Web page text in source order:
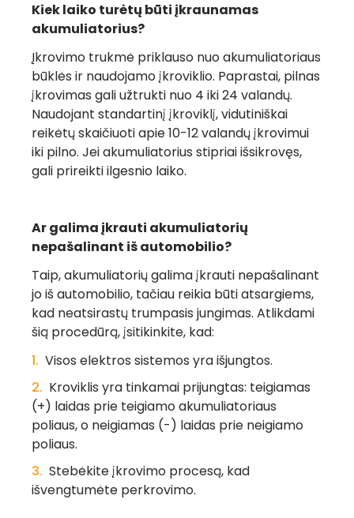
Kiek laiko turėtų būti įkraunamas
akumuliatorius?
Įkrovimo trukmė priklauso nuo akumuliatoriaus
būklės ir naudojamo įkroviklio. Paprastai, pilnas
įkrovimas gali užtrukti nuo 4 iki 24 valandų.
Naudojant standartinį įkroviklį, vidutiniškai
reikėtų skaičiuoti apie 10-12 valandų įkrovimui
iki pilno. Jei akumuliatorius stipriai išsikrovęs,
gali prireikti ilgesnio laiko.
Ar galima įkrauti akumuliatorių
nepašalinant iš automobilio?
Taip, akumuliatorių galima įkrauti nepašalinant
jo iš automobilio, tačiau reikia būti atsargiems,
kad neatsirastų trumpasis jungimas. Atlikdami
šią procedūrą, įsitikinkite, kad:
Visos elektros sistemos yra išjungtos.
Kroviklis yra tinkamai prijungtas: teigiamas
(+) laidas prie teigiamo akumuliatoriaus
poliaus, o neigiamas (-) laidas prie neigiamo
poliaus.
Stebėkite įkrovimo procesą, kad
išvengtumėte perkrovimo.